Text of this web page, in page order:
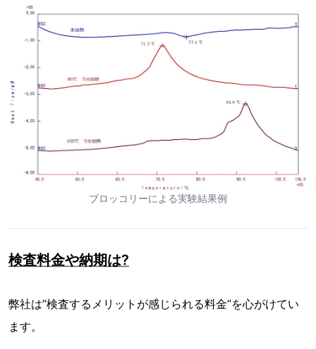
ブロッコリーによる実験結果例
検査料金や納期は?
弊社は”検査するメリットが感じられる料金”を心がけてい
ます。